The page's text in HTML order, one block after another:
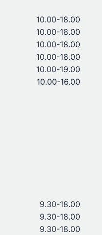
10.00-18.00
10.00-18.00
10.00-18.00
10.00-18.00
10.00-19.00
10.00-16.00
9.30-18.00
9.30-18.00
9.30-18.00